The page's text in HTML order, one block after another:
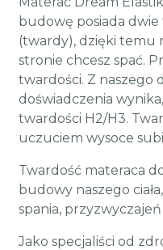
budowę posiada dwie
(twardy), dzięki temu
stronie chcesz spać.
twardości. Z naszego
doświadczenia
twardości H2/H3.
uczuciem wysoce
Twardość materaca
budowy naszego
spania,
Jako specjaliści od